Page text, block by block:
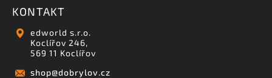
KONTAKT
edworld s.r.o.
Koclířov 246,
569 11 Koclířov
shop@dobrylov.cz